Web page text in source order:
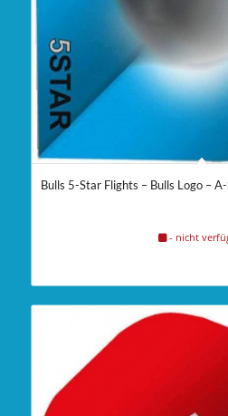
Bulls 5-Star Flights – Bulls Logo –
- nicht